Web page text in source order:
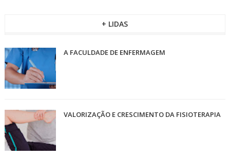
+ LIDAS
A FACULDADE DE ENFERMAGEM
VALORIZAÇÃO E CRESCIMENTO DA FISIOTERAPIA